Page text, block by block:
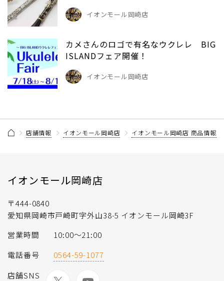
イオンモール岡崎店
カメさんのロゴで有名なウクレレ BIG
ISLANDフェア開催！
イオンモール岡崎店
店舗情報 イオンモール岡崎店 イオンモール岡崎店 商品情報
イオンモール岡崎店
〒444-0840
愛知県岡崎市戸崎町字外山38-5 イオンモール岡崎3F
営業時間
10:00〜21:00
電話番号
0564-59-1077
店舗SNS